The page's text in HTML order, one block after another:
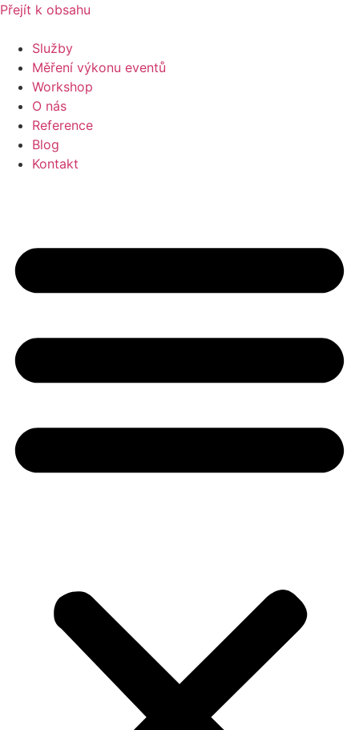
Přejít k obsahu
Služby
Měření výkonu eventů
Workshop
O nás
Reference
Blog
Kontakt